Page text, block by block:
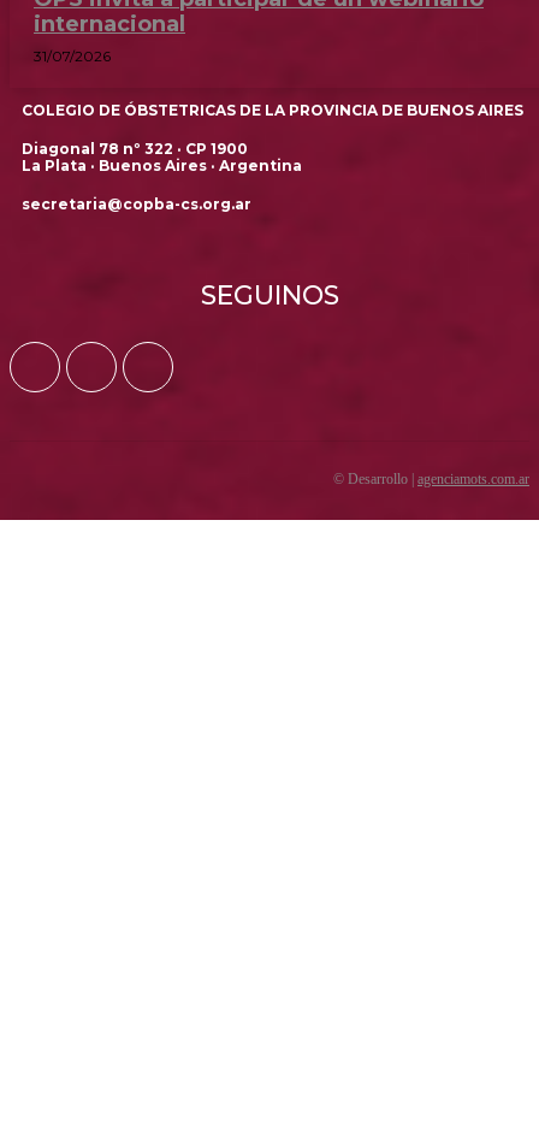
internacional
31/07/2026
COLEGIO DE ÓBSTETRICAS DE LA PROVINCIA DE BUENOS AIRES
Diagonal 78 nº 322 · CP 1900
La Plata · Buenos Aires · Argentina
secretaria@copba-cs.org.ar
SEGUINOS
© Desarrollo | agenciamots.com.ar